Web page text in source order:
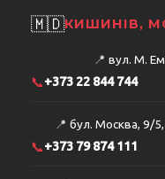
🇲🇩КИШИНІВ,
📍 вул. М.
📞+373 22 844 744
📍 бул. Москва, 9/
📞+373 79 874 111